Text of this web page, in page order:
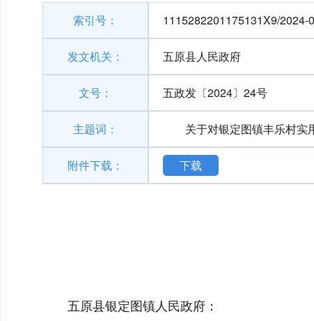
索引号： 1115282201175131X9/2024-
发文机关： 五原县人民政府
文号： 五政发〔2024〕24号
主题词： 关于对银定图镇丰乐村实
附件下载： 下载
五原县银定图镇人民政府：